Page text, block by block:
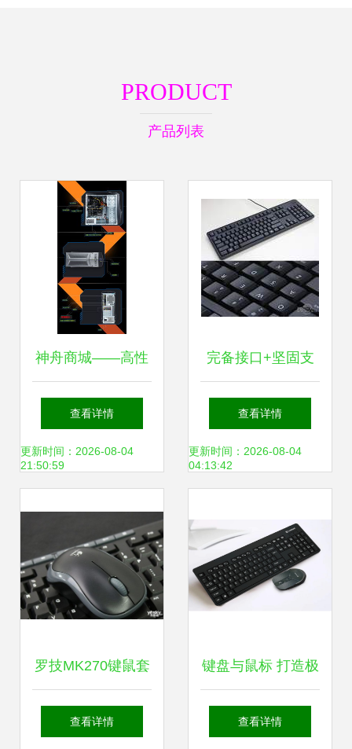
PRODUCT
产品列表
神舟商城——高性
价比数码产品一站
式采购平台
查看详情
更新时间：2026-08-04
21:50:59
完备接口+坚固支
架 一体电脑与电脑
外设全面评测
查看详情
更新时间：2026-08-04
04:13:42
罗技MK270键鼠套
装 办公竞技中的高
查看详情
键盘与鼠标 打造极
致电脑外设体验的
查看详情